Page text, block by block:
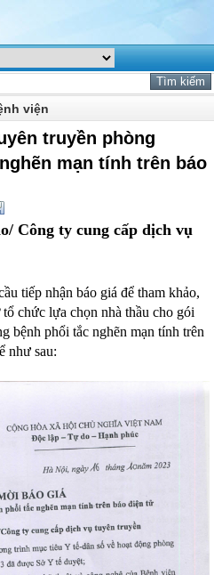
viện
truyền phòng
mạn tính trên báo
Công ty cung cấp dịch vụ
tiếp nhận báo giá để tham khảo,
chức lựa chọn nhà thầu cho gói
bệnh phổi tắc nghẽn mạn tính trên
như sau: